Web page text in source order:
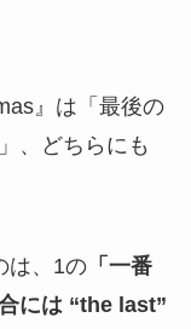
』は「最後の
、どちらにも
は、1の「一番
には “the last”